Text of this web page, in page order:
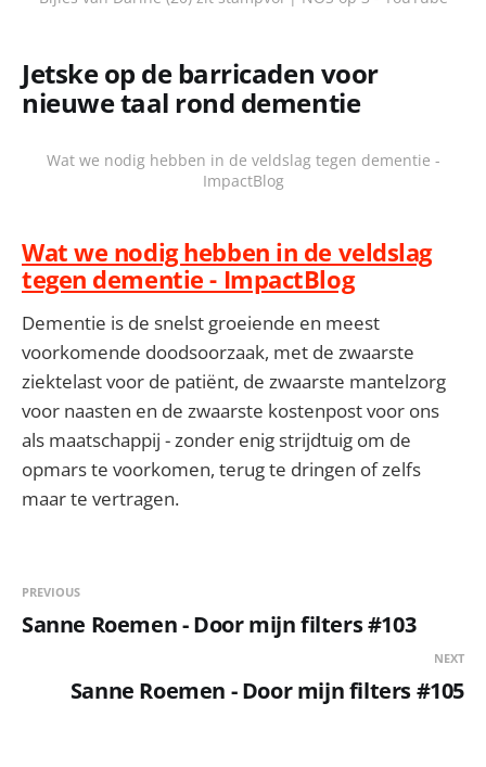
Jetske op de barricaden voor
nieuwe taal rond dementie
Wat we nodig hebben in de veldslag tegen dementie -
ImpactBlog
Wat we nodig hebben in de veldslag
tegen dementie - ImpactBlog
Dementie is de snelst groeiende en meest
voorkomende doodsoorzaak, met de zwaarste
ziektelast voor de patiënt, de zwaarste mantelzorg
voor naasten en de zwaarste kostenpost voor ons
als maatschappij - zonder enig strijdtuig om de
opmars te voorkomen, terug te dringen of zelfs
maar te vertragen.
PREVIOUS
Sanne Roemen - Door mijn filters #103
NEXT
Sanne Roemen - Door mijn filters #105